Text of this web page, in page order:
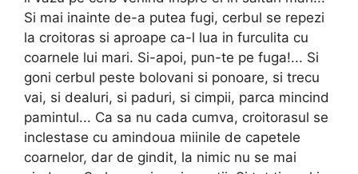
Si mai inainte de-a putea fugi, cerbul se repezi
la croitoras si aproape ca-l lua in furculita cu
coarnele lui mari. Si-apoi, pun-te pe fuga!... Si
goni cerbul peste bolovani si ponoare, si trecu
vai, si dealuri, si paduri, si cimpii, parca mincind
pamintul... Ca sa nu cada cumva, croitorasul se
incles­tase cu amindoua miinile de capetele
coarnelor, dar de gindit, la nimic nu se mai